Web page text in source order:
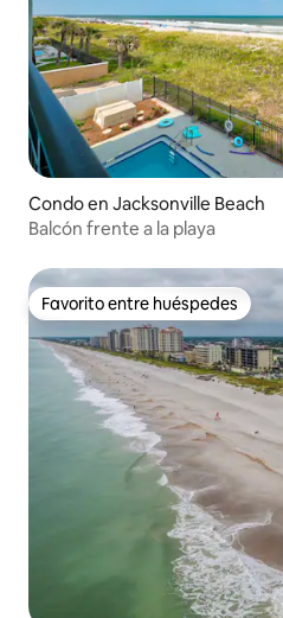
Condo en Jacksonville Beach
Balcón frente a la playa
Favorito entre huéspedes
Favorito entre huéspedes